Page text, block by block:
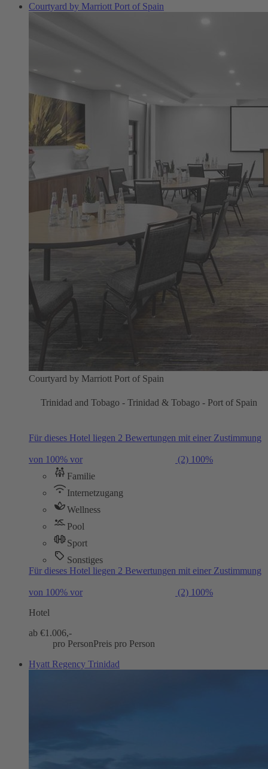
Courtyard by Marriott Port of Spain
Courtyard by Marriott Port of Spain
Trinidad and Tobago - Trinidad & Tobago - Port of Spain
Für dieses Hotel liegen 2 Bewertungen mit einer Zustimmung
von 100% vor (2) 100%
Familie
Internetzugang
Wellness
Pool
Sport
Sonstiges
Für dieses Hotel liegen 2 Bewertungen mit einer Zustimmung
von 100% vor (2) 100%
Hotel
ab €1.006,-
pro PersonPreis pro Person
Hyatt Regency Trinidad